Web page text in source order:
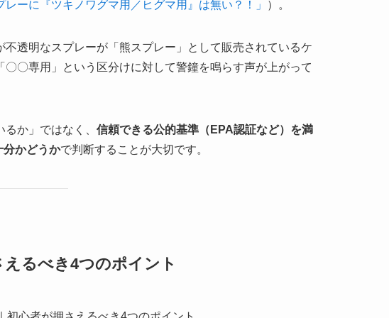
ーに『ツキノワグマ用／ヒグマ用』は無い？！」 ）。
透明なスプレーが「熊スプレー」として販売されているケ
〇専用」という区分けに対して警鐘を鳴らす声が上がって
か」ではなく、 信頼できる公的基準（EPA認証など）を満
分かどうかで判断することが大切です。
るべき4つのポイント